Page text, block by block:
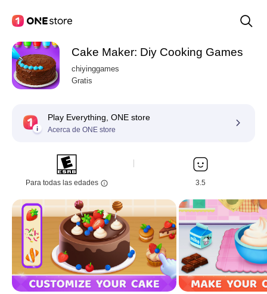
Cake Maker: Diy Cooking Games
chiyinggames
Gratis
Play Everything, ONE store
Acerca de ONE store
Para todas las edades 3.5